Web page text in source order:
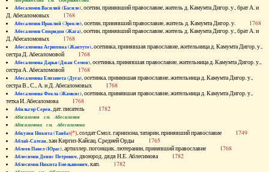
Абесаломов Василий (Басиле), осетин, принявший православие, житель д. Камумта Дигор. у., брат А. и
Д. Абесаломовых 1768
Абесаломов Ираклий (Эрекле), осетин, принявший православие, житель д. Камумта Дигор. у. 1768
Абесаломов Спиридон (Жага), осетин, принявший православие, житель д. Камумта Дигор. у., брат А. и
Д. Абесаломовых 1768
Абесаломова Агрипина (Жантуте), осетинка, принявшая православие, жительница д. Камумта Дигор. у.,
сестра Д. Абесаломовой 1768
Абесаломова Дарья (Джан Семен), осетинка, принявшая православие, жительница д. Камумта Дигор. у.,
сестра А. Абесаломовой 1768
Абесаломова Елизавета (Дуга), осетинка, принявшая православие, жительница д. Камумта Дигор. у.,
сестра В., С., А. и Д. Абесаломовых 1768
Абесаломова Фекла (Жамкис), осетинка, принявшая православие, жительница д. Камумта Дигор. у.,
тетка И. Абесаломова 1768
Абильгор Серен, дат. писатель 1782
Абисаломов см. Абесаломов
Абисаломова см. Абесаломова
Абкузин Никита (Танба)(*), солдат Смол. гарнизона, татарин, принявший православие 1749
Аблай-Салтан, хан Киргиз-Кайсац. Средней Орды 1765
Аблеев Павел (Юрас), артиллер. погонщик, лютеранин, принявший православие 1768
Аблесимов Денис Петрович, двоюрод. дядя Н.Е. Аблесимова 1782
Аблесимов Никита Емельянович, кап. 1782